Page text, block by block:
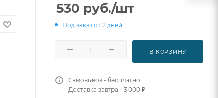
530 руб./шт
Под заказ от 2 дней
В КОРЗИНУ
Самовывоз - бесплатно
Доставка завтра - 3 000 ₽